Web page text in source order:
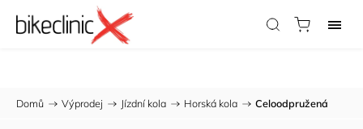
Potřebujete radu? 733 123 316
Domů / Výprodej / Jízdní kola / Horská kola / Celoodpružená